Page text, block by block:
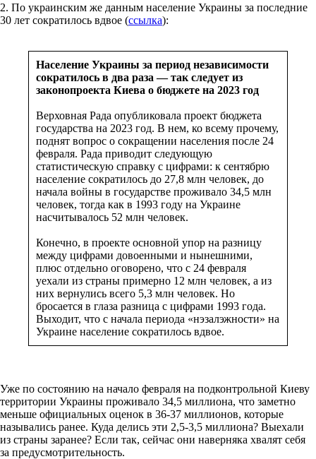
2. По украинским же данным население Украины за последние
30 лет сократилось вдвое (ссылка):
Население Украины за период независимости
сократилось в два раза — так следует из
законопроекта Киева о бюджете на 2023 год
Верховная Рада опубликовала проект бюджета
государства на 2023 год. В нем, ко всему прочему,
поднят вопрос о сокращении населения после 24
февраля. Рада приводит следующую
статистическую справку с цифрами: к сентябрю
население сократилось до 27,8 млн человек, до
начала войны в государстве проживало 34,5 млн
человек, тогда как в 1993 году на Украине
насчитывалось 52 млн человек.
Конечно, в проекте основной упор на разницу
между цифрами довоенными и нынешними,
плюс отдельно оговорено, что с 24 февраля
уехали из страны примерно 12 млн человек, а из
них вернулись всего 5,3 млн человек. Но
бросается в глаза разница с цифрами 1993 года.
Выходит, что с начала периода «нэзалэжности» на
Украине население сократилось вдвое.
Уже по состоянию на начало февраля на подконтрольной Киеву
территории Украины проживало 34,5 миллиона, что заметно
меньше официальных оценок в 36-37 миллионов, которые
назывались ранее. Куда делись эти 2,5-3,5 миллиона? Выехали
из страны заранее? Если так, сейчас они наверняка хвалят себя
за предусмотрительность.